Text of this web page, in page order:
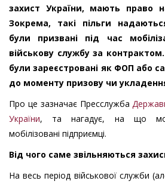
захист України, мають право
Зокрема, такі пільги
були призвані під час
військову службу за
були зареєстровані як ФОП або
до моменту призову чи
Про це зазначає Пресслужба
України, та нагадує, на що
мобілізовані підприємці.
Від чого саме звільняються
На весь період військової служби